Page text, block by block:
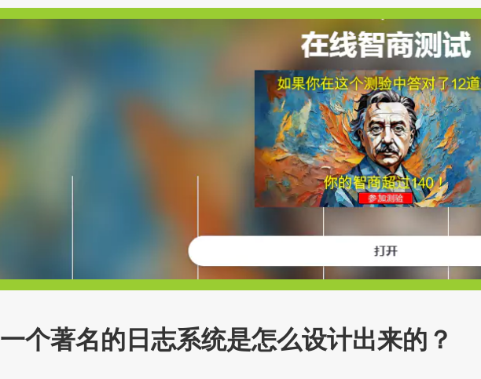
一个著名的日志系统是怎么设计出来的？